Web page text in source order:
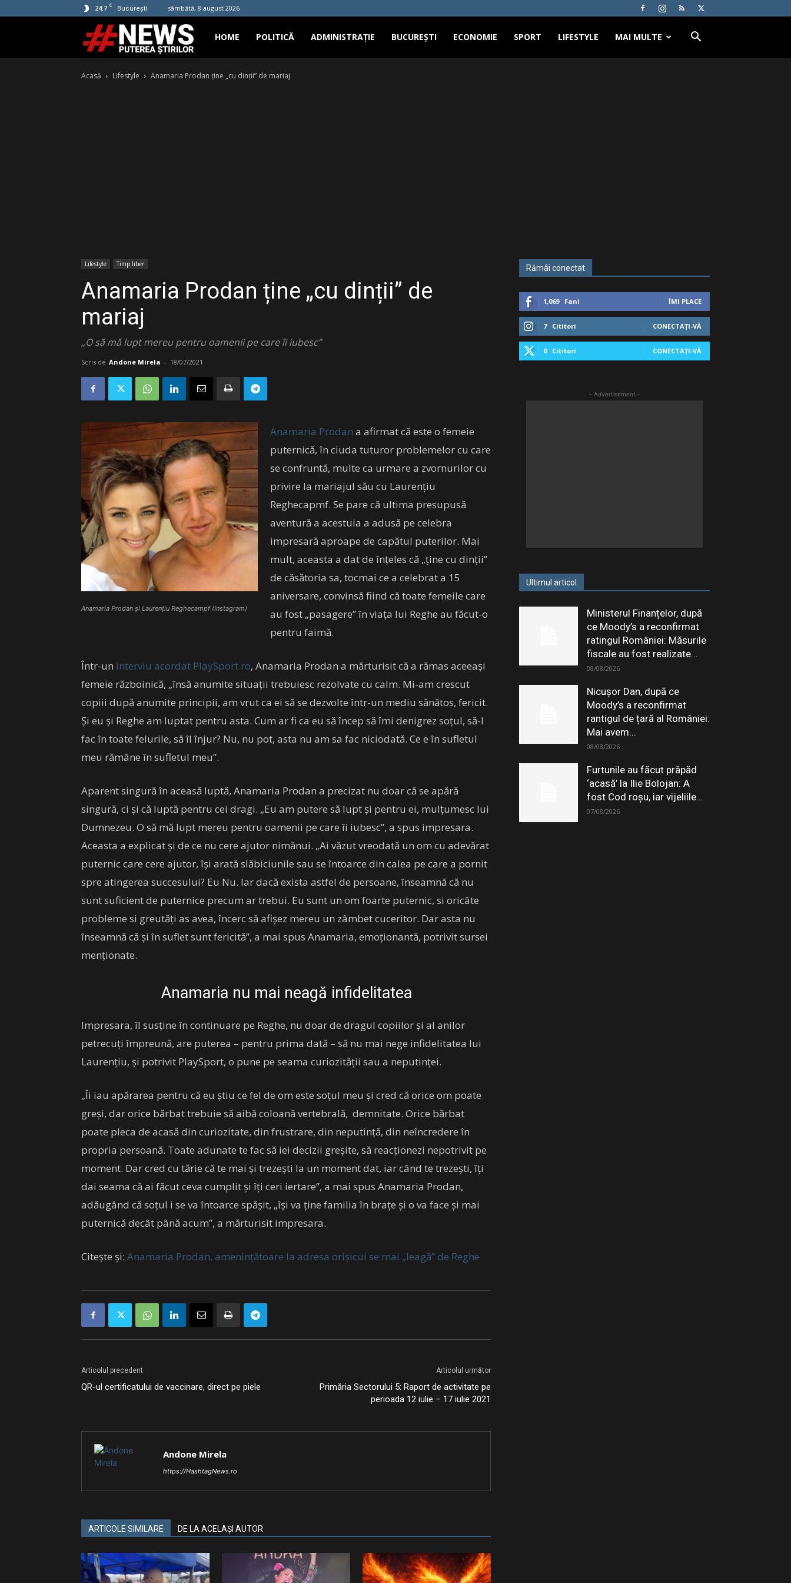
24.7 C București sâmbătă, 8 august 2026
Hashtag
News
HOME POLITICĂ ADMINISTRAȚIE BUCUREȘTI ECONOMIE SPORT LIFESTYLE MAI MULTE
Acasă Lifestyle Anamaria Prodan ține „cu dinții” de mariaj
Lifestyle Timp liber
Anamaria Prodan ține „cu dinții” de
mariaj
„O să mă lupt mereu pentru oamenii pe care îi iubesc”
Scris de Andone Mirela - 18/07/2021
Anamaria Prodan și Laurențiu Reghecampf (Instagram)
Anamaria Prodan a afirmat că este o femeie
puternică, în ciuda tuturor problemelor cu care
se confruntă, multe ca urmare a zvornurilor cu
privire la mariajul său cu Laurențiu
Reghecapmf. Se pare că ultima presupusă
aventură a acestuia a adusă pe celebra
impresară aproape de capătul puterilor. Mai
mult, aceasta a dat de înțeles că „ține cu dinții”
de căsătoria sa, tocmai ce a celebrat a 15
aniversare, convinsă fiind că toate femeile care
au fost „pasagere” în viața lui Reghe au făcut-o
pentru faimă.
Într-un interviu acordat PlaySport.ro, Anamaria Prodan a mărturisit că a rămas aceeași
femeie războinică, „însă anumite situații trebuiesc rezolvate cu calm. Mi-am crescut
copiii după anumite principii, am vrut ca ei să se dezvolte într-un mediu sănătos, fericit.
Și eu și Reghe am luptat pentru asta. Cum ar fi ca eu să încep să îmi denigrez soțul, să-l
fac în toate felurile, să îl înjur? Nu, nu pot, asta nu am sa fac niciodată. Ce e în sufletul
meu rămâne în sufletul meu”.
Aparent singură în aceasă luptă, Anamaria Prodan a precizat nu doar că se apără
singură, ci și că luptă pentru cei dragi. „Eu am putere să lupt și pentru ei, mulțumesc lui
Dumnezeu. O să mă lupt mereu pentru oamenii pe care îi iubesc”, a spus impresara.
Aceasta a explicat și de ce nu cere ajutor nimănui. „Ai văzut vreodată un om cu adevărat
puternic care cere ajutor, își arată slăbiciunile sau se întoarce din calea pe care a pornit
spre atingerea succesului? Eu Nu. Iar dacă exista astfel de persoane, înseamnă că nu
sunt suficient de puternice precum ar trebui. Eu sunt un om foarte puternic, si oricâte
probleme si greutăți as avea, încerc să afișez mereu un zâmbet cuceritor. Dar asta nu
înseamnă că și în suflet sunt fericită”, a mai spus Anamaria, emoționantă, potrivit sursei
menționate.
Anamaria nu mai neagă infidelitatea
Impresara, îl susține în continuare pe Reghe, nu doar de dragul copiilor și al anilor
petrecuți împreună, are puterea – pentru prima dată – să nu mai nege infidelitatea lui
Laurențiu, și potrivit PlaySport, o pune pe seama curiozității sau a neputinței.
„Îi iau apărarea pentru că eu știu ce fel de om este soțul meu și cred că orice om poate
greși, dar orice bărbat trebuie să aibă coloană vertebrală, demnitate. Orice bărbat
poate pleca de acasă din curiozitate, din frustrare, din neputință, din neîncredere în
propria persoană. Toate adunate te fac să iei decizii greșite, să reacționezi nepotrivit pe
moment. Dar cred cu tărie că te mai și trezești la un moment dat, iar când te trezești, îți
dai seama că ai făcut ceva cumplit și îți ceri iertare”, a mai spus Anamaria Prodan,
adăugând că soțul i se va întoarce spășit, „își va ține familia în brațe și o va face și mai
puternică decât până acum”, a mărturisit impresara.
Citește și: Anamaria Prodan, amenințătoare la adresa orișicui se mai „leagă” de Reghe
Articolul precedent
QR-ul certificatului de vaccinare, direct pe piele
Articolul următor
Primăria Sectorului 5: Raport de activitate pe
perioada 12 iulie – 17 iulie 2021
Andone Mirela
https://HashtagNews.ro
ARTICOLE SIMILARE DE LA ACELAȘI AUTOR
Rămâi conectat
1,069 Fani ÎMI PLACE
7 Cititori CONECTAȚI-VĂ
0 Cititori CONECTAȚI-VĂ
- Advertisement -
Ultimul articol
Ministerul Finanțelor, după
ce Moody’s a reconfirmat
ratingul României: Măsurile
fiscale au fost realizate...
08/08/2026
Nicușor Dan, după ce
Moody’s a reconfirmat
rantigul de țară al României:
Mai avem...
08/08/2026
Furtunile au făcut prăpăd
‘acasă’ la Ilie Bolojan: A
fost Cod roșu, iar vijeliile...
07/08/2026